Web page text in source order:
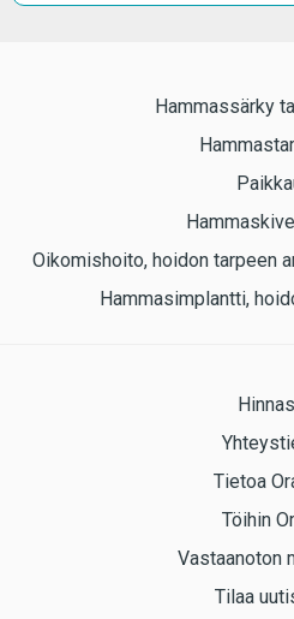
Hammassärky
Oikomishoito, hoidon tarpeen
Hammasimplantti,
Tietoa
Töihin
Vastaanoton
Tilaa